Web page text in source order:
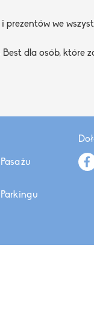
we
dla osób, które